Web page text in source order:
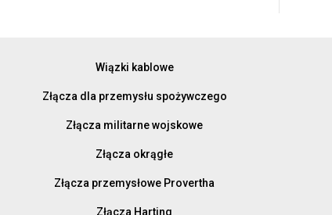
Wiązki kablowe
Złącza dla przemysłu spożywczego
Złącza militarne wojskowe
Złącza okrągłe
Złącza przemysłowe Provertha
Złącza Harting